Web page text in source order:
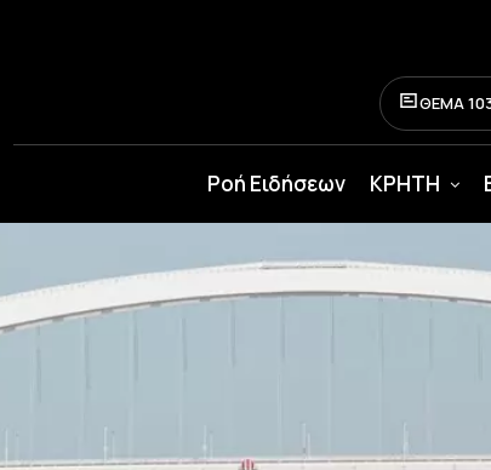
ΘΕΜΑ
Ροή Ειδήσεων ΚΡΗΤΗ